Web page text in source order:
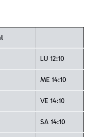
LU 12:10
ME 14:10
VE 14:10
SA 14:10